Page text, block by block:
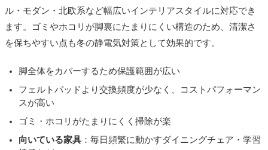
ル・モダン・北欧系など幅広いインテリアスタイルに対応でき
ます。ゴミやホコリが脚裏にたまりにくい構造のため、清潔さ
を保ちやすい点も冬の静電気対策として効果的です。
脚全体をカバーするため保護範囲が広い
フェルトパッドより交換頻度が少なく、コストパフォーマン
スが高い
ゴミ・ホコリがたまりにくく掃除が楽
向いている家具：毎日頻繁に動かすダイニングチェア・学習